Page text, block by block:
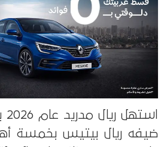
ضيفه ريال بيتيس بخمسة